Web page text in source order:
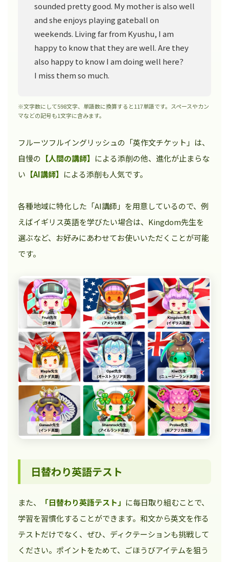
sounded pretty good. My mother is also well
and she enjoys playing gateball on
weekends. Living far from Kyushu, I am
happy to know that they are well. Are they
also happy to know I am doing well here?
I miss them so much.
※文字数にして598文字、単語数に換算すると117単語です。スペースやカン
マなどの記号も1文字に含みます。
フルーツフルイングリッシュの「英作文チケット」は、
自慢の 【人間の講師】 による添削の他、進化が止まらな
い 【AI講師】 による添削も人気です。
各種地域に特化した「AI講師」を用意しているので、例
えばイギリス英語を学びたい場合は、Kingdom先生を
選ぶなど、お好みにあわせてお使いいただくことが可能
です。
日替わり英語テスト
また、 「日替わり英語テスト」 に毎日取り組むことで、
学習を習慣化することができます。和文から英文を作る
テストだけでなく、ぜひ、ディクテーションも挑戦して
ください。ポイントをためて、ごほうびアイテムを狙う